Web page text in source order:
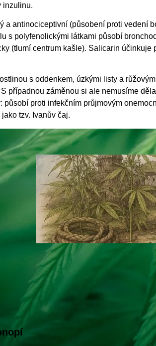
inzulinu.
a antinociceptivní (působení proti vedení
s polyfenolickými látkami působí
(tlumí centrum kašle). Salicarin účinkuje
s oddenkem, úzkými listy a
S případnou záměnou si ale nemusíme dělat
proti infekčním průjmovým
tzv. Ivanův čaj.